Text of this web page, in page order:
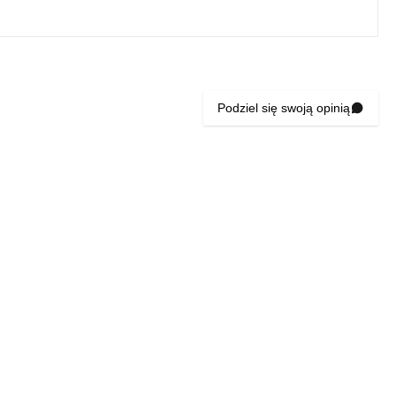
Podziel się swoją opinią